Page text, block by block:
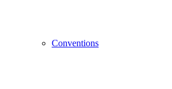
Conventions